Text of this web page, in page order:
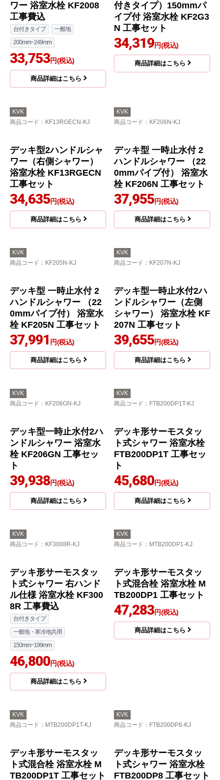
ワー 浴室水栓 KF2008
工事費込
台付きタイプ
一般地
200mm~249mm
33,753円(税込)
商品詳細はこちら
付きタイプ）150mmパ
イプ付 浴室水栓 KF2G3
N 工事セット
34,319円(税込)
商品詳細はこちら
KVK
商品コード ：KF13RGECN-KJ
ワー（右側シャワー）
浴室水栓 KF13RGECN
工事セット
34,635 円(税込)
商品詳細はこちら
KVK
商品コード ：KF206N-KJ
ハンドルシャワー （22
0mmパイプ付） 浴室水
栓 KF206N 工事セット
37,955 円(税込)
商品詳細はこちら
KVK
商品コード
：KF205N-KJ
デッキ型 一時止水付 2
ハンドルシャワー （22
0mmパイプ付） 浴室水
栓 KF205N 工事セット
37,991円(税込)
KVK
商品コード
：KF207N-KJ
デッキ型一時止水付2ハ
ンドルシャワー（左側
シャワー） 浴室水栓 KF
207N 工事セット
39,655円(税込)
商品コード：KF206GN-KJ
デッキ型一時止水付2ハ
栓 KF206GN 工事セッ
ト
商品詳細はこちら
商品コード：FTB200DP1T-KJ
FTB200DP1T 工事セッ
ト
商品詳細はこちら